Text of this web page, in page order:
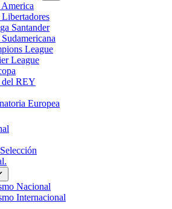
Santander
League
League
del REY
Europea
Nacional
Internacional